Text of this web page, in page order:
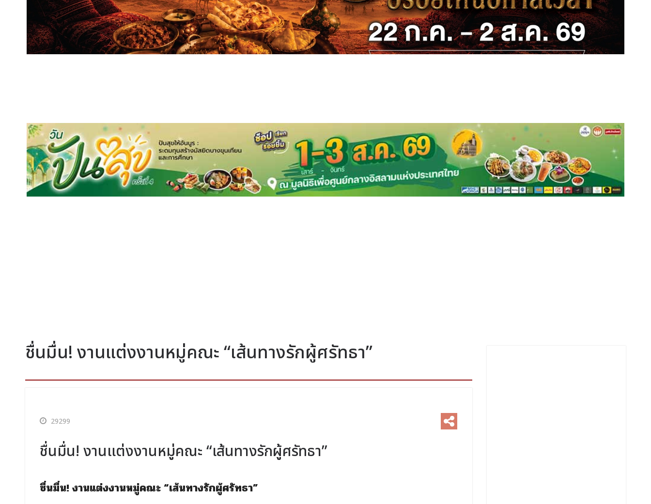
ชื่นมื่น! งานแต่งงานหมู่คณะ “เส้นทางรักผู้ศรัทธา”
29299
ชื่นมื่น! งานแต่งงานหมู่คณะ “เส้นทางรักผู้ศรัทธา”
ชื่นมื่น! งานแต่งงานหมู่คณะ “เส้นทางรักผู้ศรัทธา”